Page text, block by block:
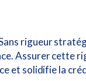
rigueur
Assurer cette
et solidifie la